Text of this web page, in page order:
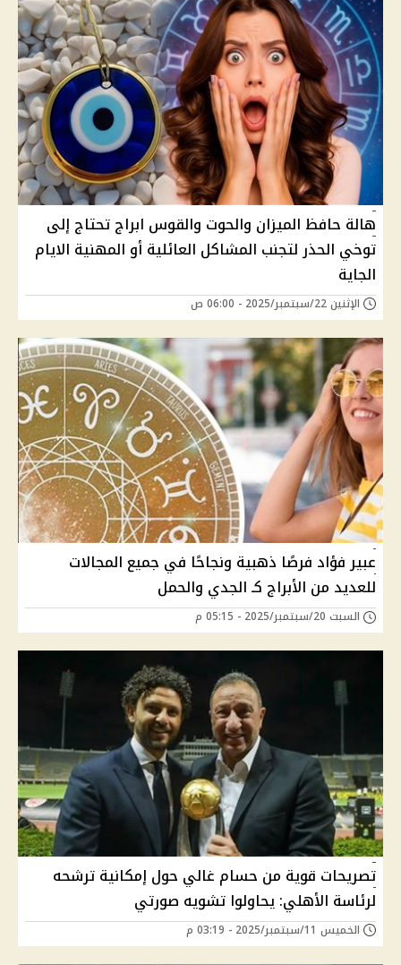
هالة حافظ الميزان والحوت والقوس ابراج تحتاج إلى
توخي الحذر لتجنب المشاكل العائلية أو المهنية الايام
الجاية
الإثنين 22/سبتمبر/2025 - 06:00 ص
عبير فؤاد فرصًا ذهبية ونجاحًا في جميع المجالات
للعديد من الأبراج كـ الجدي والحمل
السبت 20/سبتمبر/2025 - 05:15 م
تصريحات قوية من حسام غالي حول إمكانية ترشحه
لرئاسة الأهلي: يحاولوا تشويه صورتي
الخميس 11/سبتمبر/2025 - 03:19 م